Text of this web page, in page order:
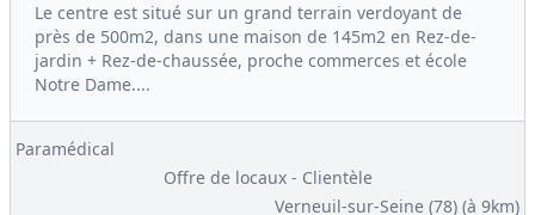
Le centre est situé sur un grand terrain verdoyant de
près de 500m2, dans une maison de 145m2 en Rez-de-
jardin + Rez-de-chaussée, proche commerces et école
Notre Dame....
Paramédical
Offre de locaux - Clientèle
Verneuil-sur-Seine (78) (à 9km)